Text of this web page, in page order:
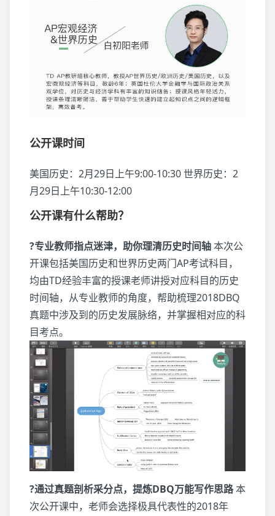
公开课时间
美国历史：2月29日上午9:00-10:30 世界历史：2
月29日上午10:30-12:00
公开课有什么帮助？
?专业教师指点迷津，助你理清历史时间轴本次公
开课包括美国历史和世界历史两门AP考试科目，
均由TD经验丰富的授课老师讲授对应科目的历史
时间轴，从专业教师的角度，帮助梳理2018DBQ
真题中涉及到的历史发展脉络，并掌握相对应的科
目考点。
?通过真题剖析采分点，提炼DBQ万能写作思路本
次公开课中，老师会选择极具代表性的2018年